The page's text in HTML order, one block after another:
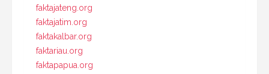
faktajateng.org
faktajatim.org
faktakalbar.org
faktariau.org
faktapapua.org